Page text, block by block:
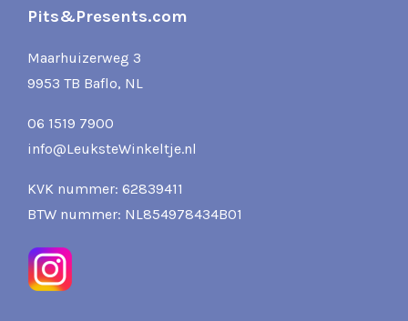
Pits&Presents.com
Maarhuizerweg 3
9953 TB Baflo, NL
06 1519 7900
info@LeuksteWinkeltje.nl
KVK nummer: 62839411
BTW nummer: NL854978434B01